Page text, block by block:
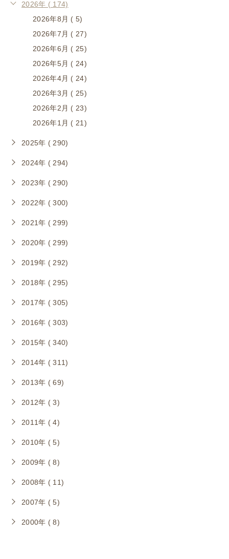
2026年 ( 174)
2026年8月 ( 5)
2026年7月 ( 27)
2026年6月 ( 25)
2026年5月 ( 24)
2026年4月 ( 24)
2026年3月 ( 25)
2026年2月 ( 23)
2026年1月 ( 21)
2025年 ( 290)
2024年 ( 294)
2023年 ( 290)
2022年 ( 300)
2021年 ( 299)
2020年 ( 299)
2019年 ( 292)
2018年 ( 295)
2017年 ( 305)
2016年 ( 303)
2015年 ( 340)
2014年 ( 311)
2013年 ( 69)
2012年 ( 3)
2011年 ( 4)
2010年 ( 5)
2009年 ( 8)
2008年 ( 11)
2007年 ( 5)
2000年 ( 8)